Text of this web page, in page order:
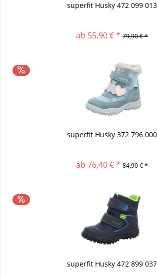
superfit Husky 472 099 013
ab 55,90 € * 79,90 € *
superfit Husky 372 796 000
ab 76,40 € * 84,90 € *
superfit Husky 472 899 037